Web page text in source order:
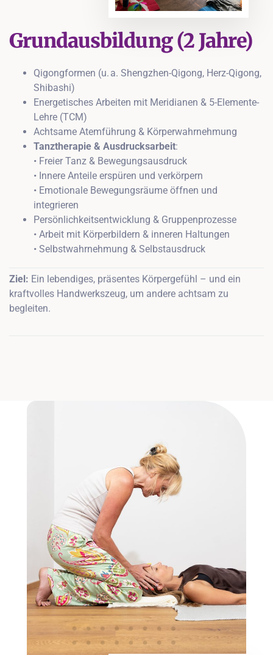
Grundausbildung (2 Jahre)
Qigongformen (u. a. Shengzhen-Qigong, Herz-Qigong,
Shibashi)
Energetisches Arbeiten mit Meridianen & 5-Elemente-
Lehre (TCM)
Achtsame Atemführung & Körperwahrnehmung
Tanztherapie & Ausdrucksarbeit:
• Freier Tanz & Bewegungsausdruck
• Innere Anteile erspüren und verkörpern
• Emotionale Bewegungsräume öffnen und
integrieren
Persönlichkeitsentwicklung & Gruppenprozesse
• Arbeit mit Körperbildern & inneren Haltungen
• Selbstwahrnehmung & Selbstausdruck
Ziel: Ein lebendiges, präsentes Körpergefühl – und ein
kraftvolles Handwerkszeug, um andere achtsam zu
begleiten.